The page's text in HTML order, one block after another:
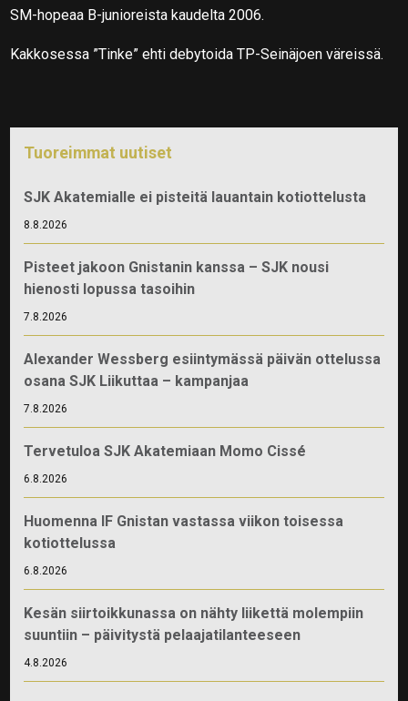
SM-hopeaa B-junioreista kaudelta 2006.
Kakkosessa ”Tinke” ehti debytoida TP-Seinäjoen väreissä.
Tuoreimmat uutiset
SJK Akatemialle ei pisteitä lauantain kotiottelusta
8.8.2026
Pisteet jakoon Gnistanin kanssa – SJK nousi
hienosti lopussa tasoihin
7.8.2026
Alexander Wessberg esiintymässä päivän ottelussa
osana SJK Liikuttaa – kampanjaa
7.8.2026
Tervetuloa SJK Akatemiaan Momo Cissé
6.8.2026
Huomenna IF Gnistan vastassa viikon toisessa
kotiottelussa
6.8.2026
Kesän siirtoikkunassa on nähty liikettä molempiin
suuntiin – päivitystä pelaajatilanteeseen
4.8.2026